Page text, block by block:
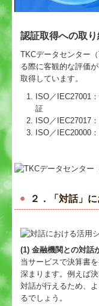
認証取得への取
TKCデータセンター
る際に客観的な評価
取得しています。
ISO／IEC27001
証
ISO／IEC27017
ISO／IEC20000
２．「対話」
(1) 金融機関との対話
当サービスで決算書
深まります。例えば
対話が行えるため、
るでしょう。